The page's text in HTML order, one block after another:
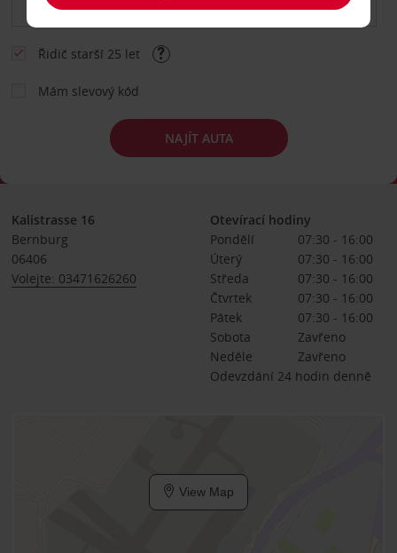
Řidič starší 25 let
Mám slevový kód
NAJÍT AUTA
Kalistrasse 16
Bernburg
06406
Volejte: 03471626260
Otevírací hodiny
Pondělí
07:30 - 16:00
Úterý
07:30 - 16:00
Středa
07:30 - 16:00
Čtvrtek
07:30 - 16:00
Pátek
07:30 - 16:00
Sobota
Zavřeno
Neděle
Zavřeno
Odevzdání 24 hodin denně
View Map